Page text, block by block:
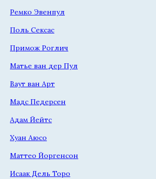
Ремко Эвенпул
Поль Сексас
Примож Роглич
Матье ван дер Пул
Ваут ван Арт
Мадс Педерсен
Адам Йейтс
Хуан Аюсо
Маттео Йоргенсон
Исаак Дель Торо